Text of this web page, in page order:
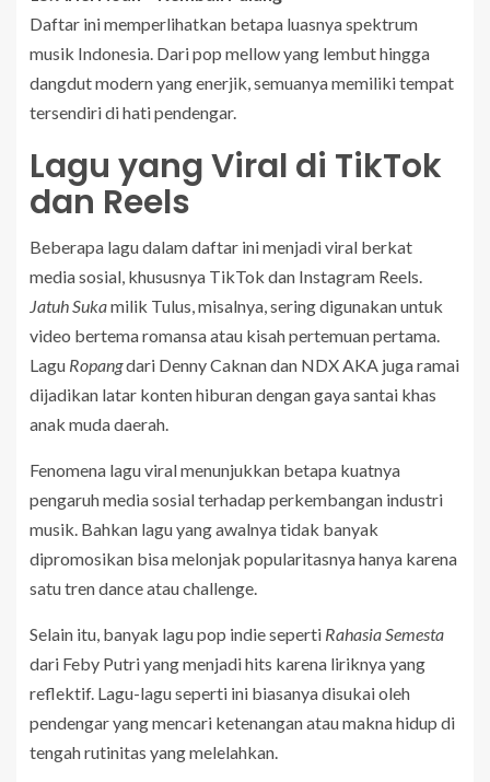
Daftar ini memperlihatkan betapa luasnya spektrum
musik Indonesia. Dari pop mellow yang lembut hingga
dangdut modern yang enerjik, semuanya memiliki tempat
tersendiri di hati pendengar.
Lagu yang Viral di TikTok
dan Reels
Beberapa lagu dalam daftar ini menjadi viral berkat
media sosial, khususnya TikTok dan Instagram Reels.
Jatuh Sukamilik Tulus, misalnya, sering digunakan untuk
video bertema romansa atau kisah pertemuan pertama.
Lagu Ropangdari Denny Caknan dan NDX AKA juga ramai
dijadikan latar konten hiburan dengan gaya santai khas
anak muda daerah.
Fenomena lagu viral menunjukkan betapa kuatnya
pengaruh media sosial terhadap perkembangan industri
musik. Bahkan lagu yang awalnya tidak banyak
dipromosikan bisa melonjak popularitasnya hanya karena
satu tren dance atau challenge.
Selain itu, banyak lagu pop indie seperti Rahasia Semesta
dari Feby Putri yang menjadi hits karena liriknya yang
reflektif. Lagu-lagu seperti ini biasanya disukai oleh
pendengar yang mencari ketenangan atau makna hidup di
tengah rutinitas yang melelahkan.